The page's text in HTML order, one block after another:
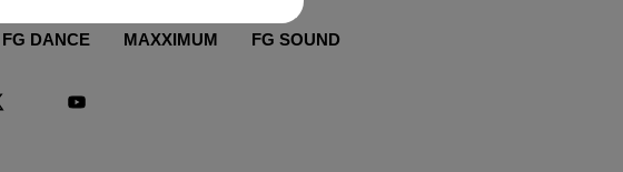
FG DANCE MAXXIMUM FG SOUND